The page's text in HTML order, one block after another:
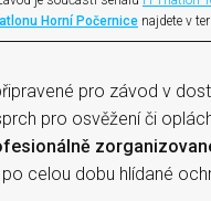
Horní Počernice najdete v
pro závod v
pro osvěžení či
celou dobu hlídané